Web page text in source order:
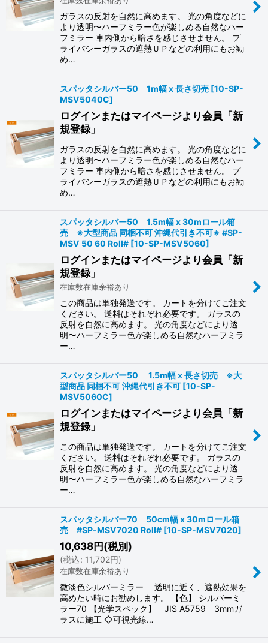
ガラスの反射を自然に高めます。 光の角度などに
より透明〜ハーフミラー色が楽しめる自然なハー
フミラー 車内側から暗さを感じさせません。 プ
ライバシーガラスの遮熱ＵＰなどの利用にもお勧
め…
スパッタシルバー50 1m幅 x 長さ切売 [10-SP-
MSV5040C]
ログインまたはマイページより会員「新
規登録」
ガラスの反射を自然に高めます。 光の角度などに
より透明〜ハーフミラー色が楽しめる自然なハー
フミラー 車内側から暗さを感じさせません。 プ
ライバシーガラスの遮熱ＵＰなどの利用にもお勧
め…
スパッタシルバー50 1.5m幅 x 30mロール箱
売 ※大型商品 同梱不可 沖縄代引き不可※ #SP-
MSV 50 60 Roll# [10-SP-MSV5060]
ログインまたはマイページより会員「新
規登録」
在庫数在庫余裕あり
この商品は単独発送です。 カートを分けてご注文
ください。 送料はそれぞれ必要です。 ガラスの
反射を自然に高めます。 光の角度などにより透
明〜ハーフミラー色が楽しめる自然なハーフミラ
ー…
スパッタシルバー50 1.5m幅 x 長さ切売 ※大
型商品 同梱不可 沖縄代引き不可 [10-SP-
MSV5060C]
ログインまたはマイページより会員「新
規登録」
この商品は単独発送です。 カートを分けてご注文
ください。 送料はそれぞれ必要です。 ガラスの
反射を自然に高めます。 光の角度などにより透
明〜ハーフミラー色が楽しめる自然なハーフミラ
ー…
スパッタシルバー70 50cm幅 x 30mロール箱
売 #SP-MSV7020 Roll# [10-SP-MSV7020]
10,638円(税別)
(税込: 11,702円)
在庫数在庫余裕あり
微淡色シルバーミラー 透明に近く、遮熱効果を
高めたい時にお勧めします。 【色】 シルバーミ
ラー70 【光学スペック】 JIS A5759 3mmガ
ラスに施工 ◇可視光線…